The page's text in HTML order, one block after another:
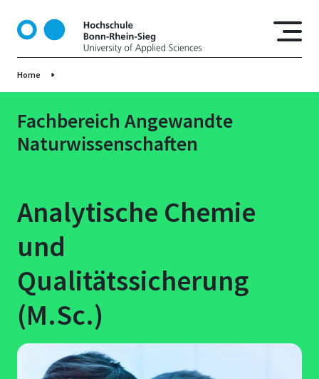
t
Home
Fachbereich Angewandte
Naturwissenschaften
Analytische Chemie
und
Qualitätssicherung
(M.Sc.)